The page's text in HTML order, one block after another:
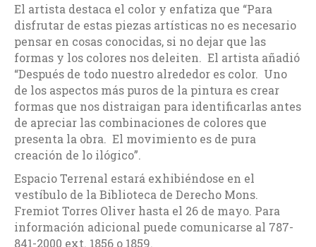
El artista destaca el color y enfatiza que “Para
disfrutar de estas piezas artísticas no es necesario
pensar en cosas conocidas, si no dejar que las
formas y los colores nos deleiten. El artista añadió
“Después de todo nuestro alrededor es color. Uno
de los aspectos más puros de la pintura es crear
formas que nos distraigan para identificarlas antes
de apreciar las combinaciones de colores que
presenta la obra. El movimiento es de pura
creación de lo ilógico”.
Espacio Terrenal estará exhibiéndose en el
vestíbulo de la Biblioteca de Derecho Mons.
Fremiot Torres Oliver hasta el 26 de mayo. Para
información adicional puede comunicarse al 787-
841-2000 ext. 1856 o 1859.